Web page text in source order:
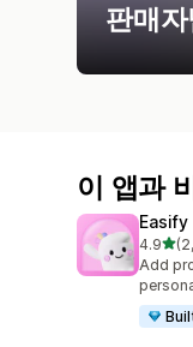
판매
이 앱과
4.9별 5
총 리뷰
Add